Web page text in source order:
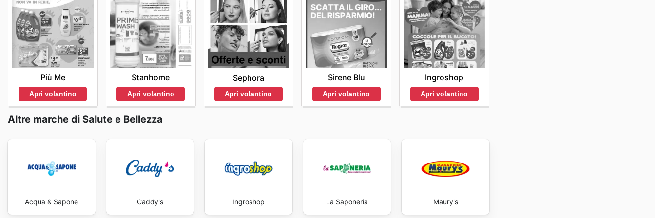
Più Me
Apri volantino
Stanhome
Apri volantino
Sephora
Apri volantino
Sirene Blu
Apri volantino
Ingroshop
Apri volantino
Altre marche di Salute e Bellezza
Acqua & Sapone Caddy's Ingroshop La Saponeria Maury's